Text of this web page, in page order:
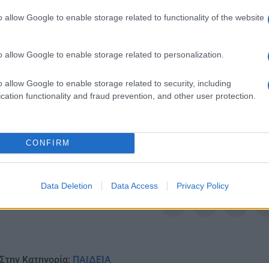
allow Google to enable storage related to functionality of the website
allow Google to enable storage related to personalization.
allow Google to enable storage related to security, including
functionality and fraud prevention, and other user protection.
CONFIRM
Data Deletion Data Access Privacy Policy
Ακολουθείστε το
TελευταίεςΕιδήσειςγια την Παιδεία
Στην Κατηγορία: ΠΑΙΔΕΙΑ